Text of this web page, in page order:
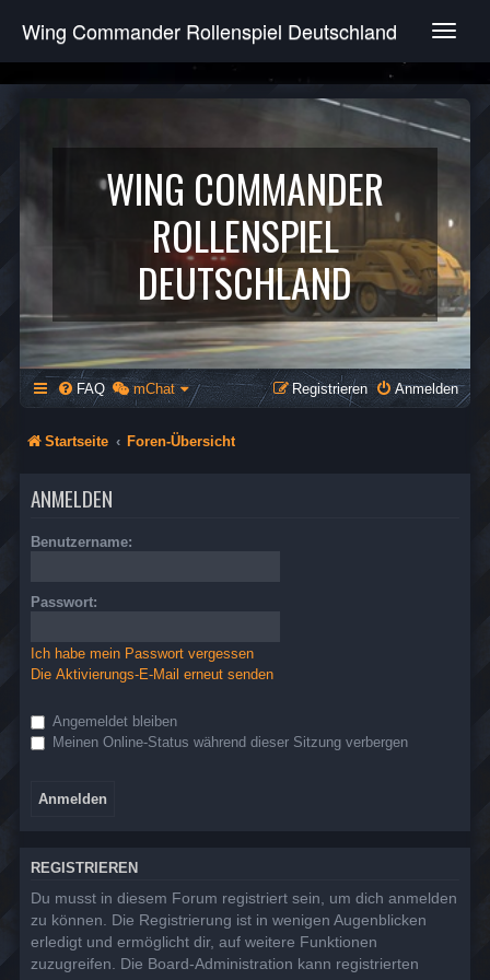
T
g
e
v
g
a
t
i
o
n
Wing Commander Rollenspiel Deutschland
WING COMMANDER
ROLLENSPIEL
DEUTSCHLAND
FAQ mChat Anmelden
Registrieren
Startseite Foren-Übersicht
ANMELDEN
Benutzername:
Passwort:
Ich habe mein Passwort vergessen
Die Aktivierungs-E-Mail erneut senden
Angemeldet bleiben
Meinen Online-Status während dieser Sitzung verbergen
REGISTRIEREN
Du musst in diesem Forum registriert sein, um dich anmelden
zu können. Die Registrierung ist in wenigen Augenblicken
erledigt und ermöglicht dir, auf weitere Funktionen
zuzugreifen. Die Board-Administration kann registrierten